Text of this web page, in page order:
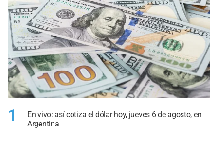
1
En vivo: así cotiza el dólar hoy, jueves 6 de agosto, en
Argentina